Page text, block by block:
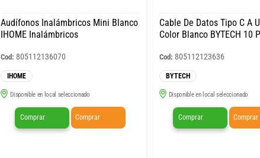
Audífonos Inalámbricos Mini Blanco
IHOME Inalámbricos
Cod: 805112136070
IHOME
Disponible en local seleccionado
Comprar Comprar
Cable De Datos Tipo C A
Color Blanco BYTECH 10
Cod: 805112123636
BYTECH
Disponible en local seleccionado
Comprar Comprar